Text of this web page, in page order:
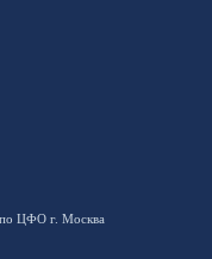
ЦФО г. Москва